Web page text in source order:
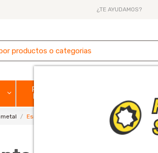
¿TE AYUDAMOS?
Pintura y
Esmalte antioxidante para metal